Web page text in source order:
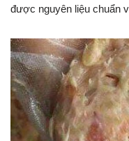
được nguyên liệu chuẩn